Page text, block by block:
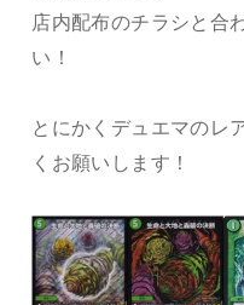
店内配布のチラシと合
い！
とにかくデュエマのレ
くお願いします！